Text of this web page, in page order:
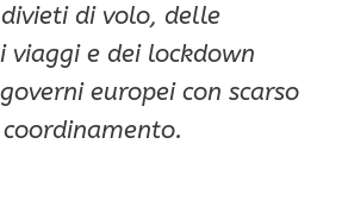
di volo, delle
viaggi e dei lockdown
europei con scarso